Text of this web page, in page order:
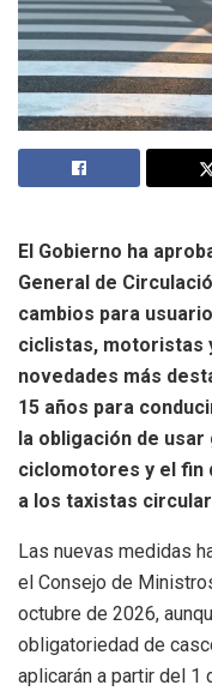
El Gobierno ha
General de
cambios para
ciclistas, motoristas
novedades más
15 años para
la obligación de
ciclomotores y el fin
a los taxistas
Las nuevas medidas
el Consejo de
octubre de 2026,
obligatoriedad de
aplicarán a partir del 1